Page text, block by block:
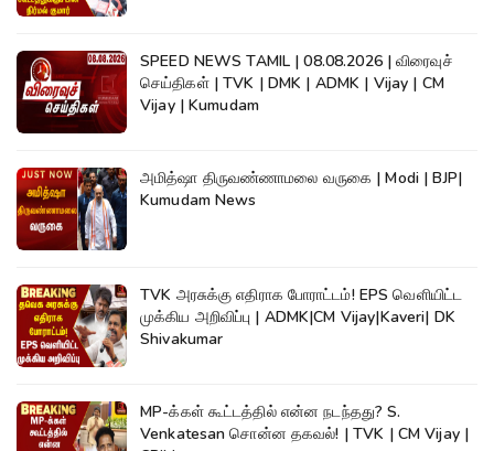
SPEED NEWS TAMIL | 08.08.2026 | விரைவுச்
செய்திகள் | TVK | DMK | ADMK | Vijay | CM
Vijay | Kumudam
அமித்ஷா திருவண்ணாமலை வருகை | Modi | BJP|
Kumudam News
TVK அரசுக்கு எதிராக போராட்டம்! EPS வெளியிட்ட
முக்கிய அறிவிப்பு | ADMK|CM Vijay|Kaveri| DK
Shivakumar
MP-க்கள் கூட்டத்தில் என்ன நடந்தது? S.
Venkatesan சொன்ன தகவல்! | TVK | CM Vijay |